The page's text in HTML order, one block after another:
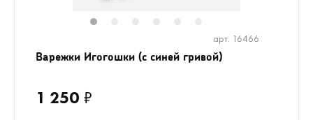
арт. 16466
Варежки Игогошки (с синей гривой)
1 250 ₽